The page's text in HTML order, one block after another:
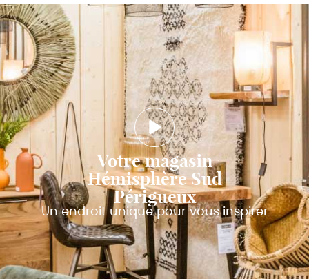
Votre magasin
Hémisphère Sud
Périgueux
Un endroit unique pour vous inspirer